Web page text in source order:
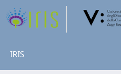
IRIS